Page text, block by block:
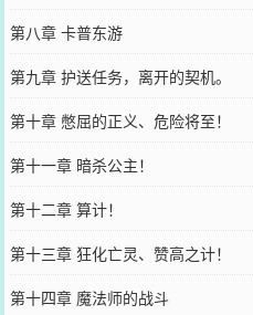
第八章 卡普东游
第九章 护送任务，离开的契机。
第十章 憋屈的正义、危险将至！
第十一章 暗杀公主！
第十二章 算计！
第十三章 狂化亡灵、赞高之计！
第十四章 魔法师的战斗